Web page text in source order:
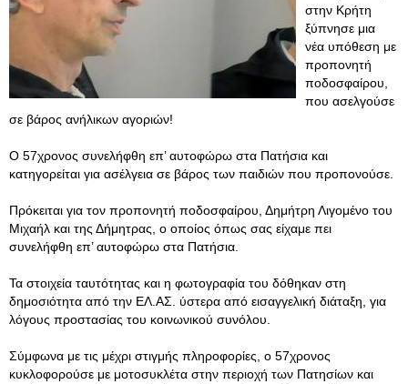
στην Κρήτη
ξύπνησε μια
νέα υπόθεση με
προπονητή
ποδοσφαίρου,
που ασελγούσε
σε βάρος ανήλικων αγοριών!
Ο 57χρονος συνελήφθη επ’ αυτοφώρω στα Πατήσια και
κατηγορείται για ασέλγεια σε βάρος των παιδιών που προπονούσε.
Πρόκειται για τον προπονητή ποδοσφαίρου, Δημήτρη Λιγομένο του
Μιχαήλ και της Δήμητρας, ο οποίος όπως σας είχαμε πει
συνελήφθη επ’ αυτοφώρω στα Πατήσια.
Τα στοιχεία ταυτότητας και η φωτογραφία του δόθηκαν στη
δημοσιότητα από την ΕΛ.ΑΣ. ύστερα από εισαγγελική διάταξη, για
λόγους προστασίας του κοινωνικού συνόλου.
Σύμφωνα με τις μέχρι στιγμής πληροφορίες, ο 57χρονος
κυκλοφορούσε με μοτοσυκλέτα στην περιοχή των Πατησίων και